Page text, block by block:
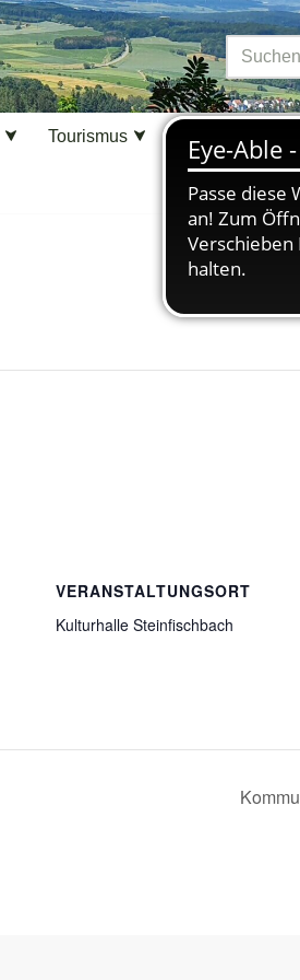
Tourismus
VERANSTALTUNGSORT
Kulturhalle Steinfischbach